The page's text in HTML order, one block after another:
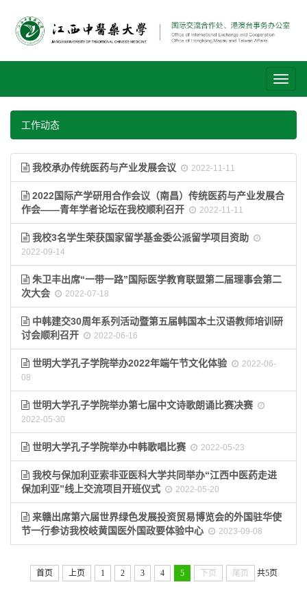
工作动态
我校承办传统医药与产业发展会议 2022-11-11
2022国际产学研用合作会议（南昌）传统医药与产业发展合
作会——青年学者论坛在我校顺利召开
2022-11-11
我校3名学生荣获国家留学基金委公派留学项目资助
2022-09-14
朱卫丰出席“一带一路”国际医学教育联盟第二届理事会第二
次大会
2022-07-18
中韩建交30周年系列活动暨第五届韩国本土汉语教师培训研
讨会顺利召开
2022-06-16
世明大学孔子学院举办2022年端午节文化体验
2022-06-
08
世明大学孔子学院举办第七届中文诗歌朗诵比赛决赛
2022-05-30
世明大学孔子学院举办中韩歌唱比赛 2022-05-23
我校与保加利亚索非亚医科大学共同举办“江西中医药走进
保加利亚”线上交流项目开班仪式
2022-05-20
来赣出席第六届世界绿色发展投资贸易博览会的外国驻华使
节一行参访我校岐黄国医外国政要体验中心
2023-09-08
首页 上页 1 2 3 4 5 下页 尾页 共5页